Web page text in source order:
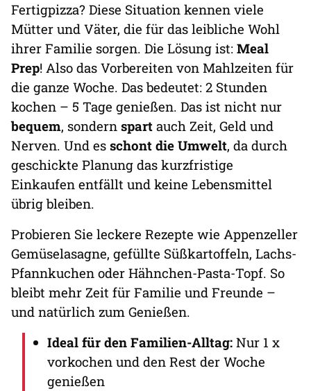
Fertigpizza? Diese Situation kennen viele
Mütter und Väter, die für das leibliche Wohl
ihrer Familie sorgen. Die Lösung ist: Meal
Prep! Also das Vorbereiten von Mahlzeiten für
die ganze Woche. Das bedeutet: 2 Stunden
kochen – 5 Tage genießen. Das ist nicht nur
bequem, sondern spart auch Zeit, Geld und
Nerven. Und es schont die Umwelt, da durch
geschickte Planung das kurzfristige
Einkaufen entfällt und keine Lebensmittel
übrig bleiben.
Probieren Sie leckere Rezepte wie Appenzeller
Gemüselasagne, gefüllte Süßkartoffeln, Lachs-
Pfannkuchen oder Hähnchen-Pasta-Topf. So
bleibt mehr Zeit für Familie und Freunde –
und natürlich zum Genießen.
Ideal für den Familien-Alltag: Nur 1 x
vorkochen und den Rest der Woche
genießen